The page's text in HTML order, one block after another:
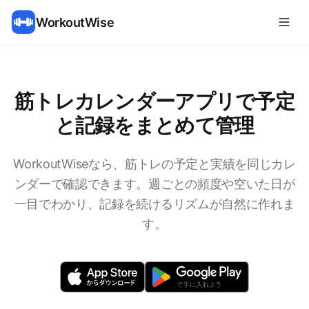
WorkoutWise
筋トレカレンダーアプリで予定
と記録をまとめて管理
WorkoutWiseなら、筋トレの予定と実績を同じカレ
ンダーで確認できます。週ごとの頻度や空いた日が
一目でわかり、記録を続けるリズムが自然に作れま
す。